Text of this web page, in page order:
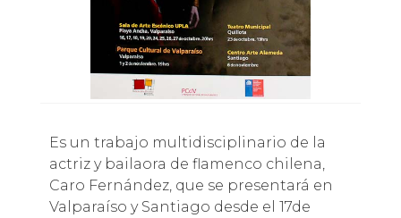
Es un trabajo multidisciplinario de la
actriz y bailaora de flamenco chilena,
Caro Fernández, que se presentará en
Valparaíso y Santiago desde el 17de